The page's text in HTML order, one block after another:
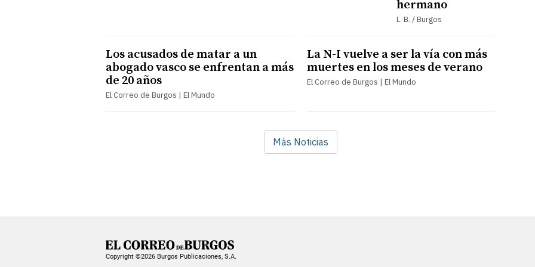
hermano
L. B. / Burgos
Los acusados de matar a un
abogado vasco se enfrentan a más
de 20 años
El Correo de Burgos | El Mundo
La N-I vuelve a ser la vía con más
muertes en los meses de verano
El Correo de Burgos | El Mundo
Más Noticias
Copyright ©2026 Burgos Publicaciones, S.A.